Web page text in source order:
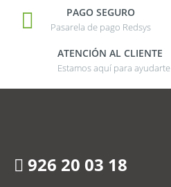
PAGO SEGURO
Pasarela de pago Redsys
ATENCIÓN AL CLIENTE
Estamos aquí para ayudarte
926 20 03 18